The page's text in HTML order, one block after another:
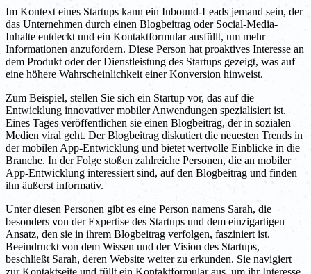
Im Kontext eines Startups kann ein Inbound-Leads jemand sein, der
das Unternehmen durch einen Blogbeitrag oder Social-Media-
Inhalte entdeckt und ein Kontaktformular ausfüllt, um mehr
Informationen anzufordern. Diese Person hat proaktives Interesse an
dem Produkt oder der Dienstleistung des Startups gezeigt, was auf
eine höhere Wahrscheinlichkeit einer Konversion hinweist.
Zum Beispiel, stellen Sie sich ein Startup vor, das auf die
Entwicklung innovativer mobiler Anwendungen spezialisiert ist.
Eines Tages veröffentlichen sie einen Blogbeitrag, der in sozialen
Medien viral geht. Der Blogbeitrag diskutiert die neuesten Trends in
der mobilen App-Entwicklung und bietet wertvolle Einblicke in die
Branche. In der Folge stoßen zahlreiche Personen, die an mobiler
App-Entwicklung interessiert sind, auf den Blogbeitrag und finden
ihn äußerst informativ.
Unter diesen Personen gibt es eine Person namens Sarah, die
besonders von der Expertise des Startups und dem einzigartigen
Ansatz, den sie in ihrem Blogbeitrag verfolgen, fasziniert ist.
Beeindruckt von dem Wissen und der Vision des Startups,
beschließt Sarah, deren Website weiter zu erkunden. Sie navigiert
zur Kontaktseite und füllt ein Kontaktformular aus, um ihr Interesse